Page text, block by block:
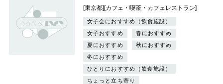
[東京都][カフェ・喫茶・カフェレストラン]
女子会におすすめ（飲食施設）
女子おすすめ
春におすすめ
夏におすすめ
秋におすすめ
冬におすすめ
ひとりにおすすめ（飲食施設）
ちょっと立ち寄り